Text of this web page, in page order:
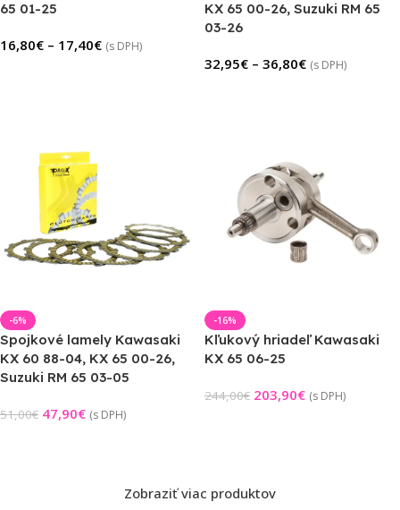
65 01-25
16,80€ – 17,40€ (s DPH)
KX 65 00-26, Suzuki RM 65
03-26
32,95€ – 36,80€ (s DPH)
-6%
Spojkové lamely Kawasaki
KX 60 88-04, KX 65 00-26,
Suzuki RM 65 03-05
51,00€ 47,90€ (s DPH)
-16%
Kľukový hriadeľ Kawasaki
KX 65 06-25
244,00€ 203,90€ (s DPH)
Zobraziť viac produktov